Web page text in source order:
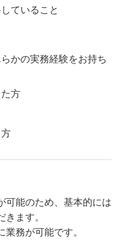
ていること
かの実務経験をお持ち
方
可能のため、基本的には
ます。
務が可能です。